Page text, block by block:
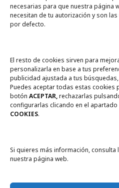
necesarias para que nuestra página
necesitan de tu autorización y son
por defecto.
El resto de cookies sirven para
personalizarla en base a tus
publicidad ajustada a tus
Puedes aceptar todas estas cookies
botón ACEPTAR,rechazarlas
configurarlas clicando en el apartado
COOKIES.
Si quieres más información, consulta
nuestra página web.
A un click
Tienda online